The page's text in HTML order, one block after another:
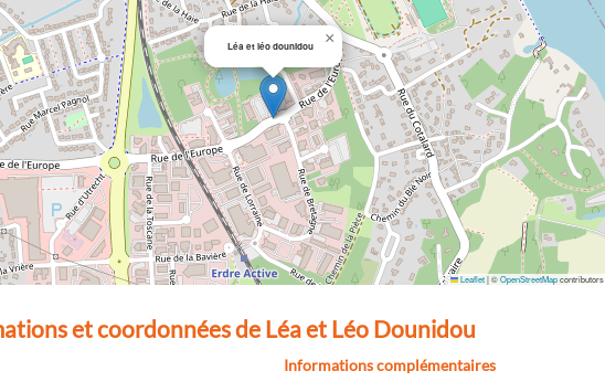
Léa et léo dounidou ×
Leaflet|©OpenStreetMapcontributors
et coordonnées de Léa et Léo Dounidou
Informations complémentaires